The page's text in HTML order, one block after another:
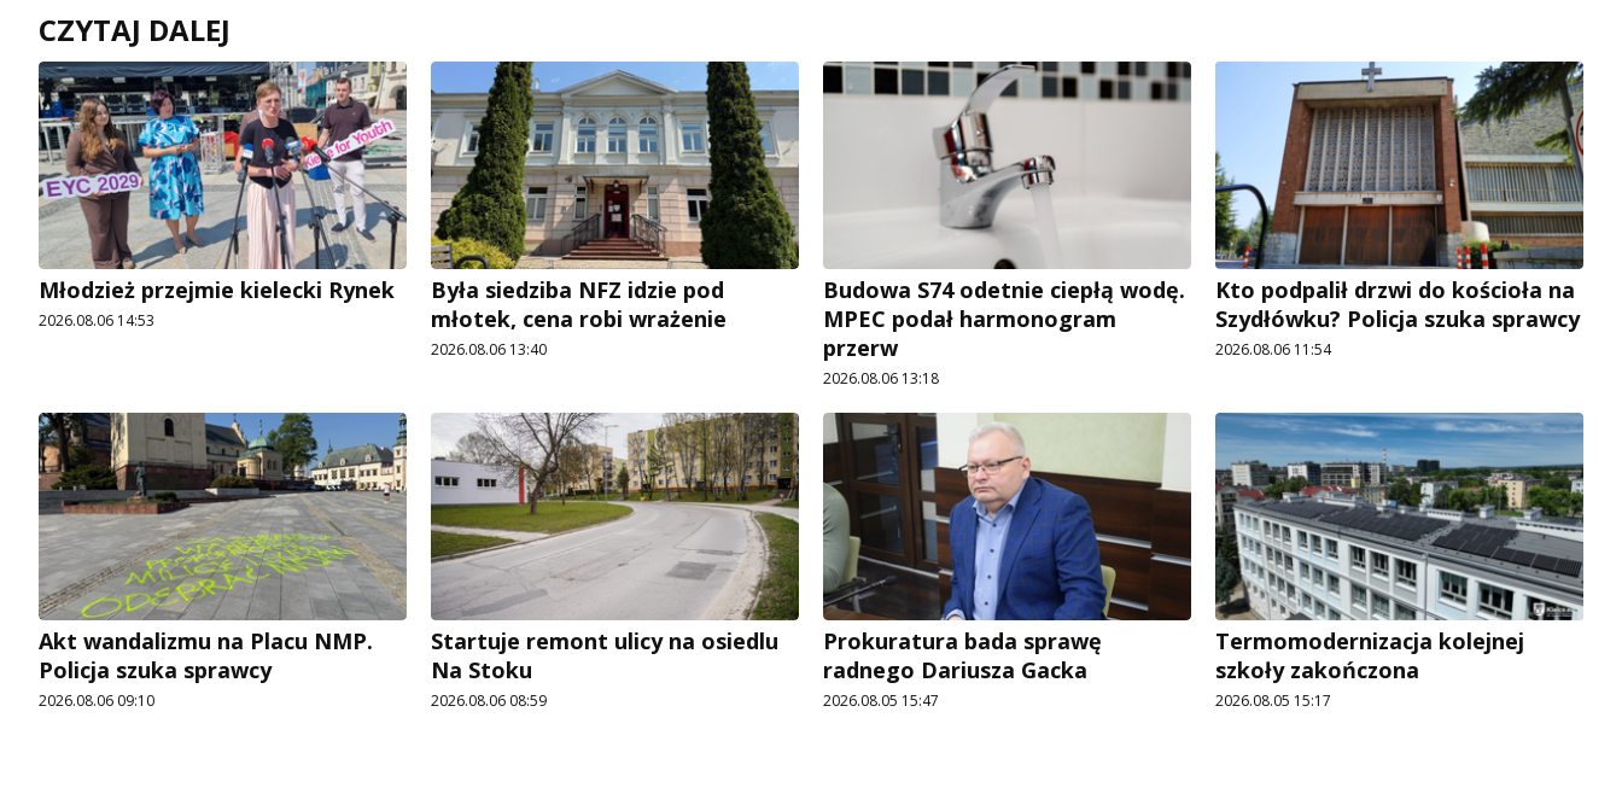
CZYTAJ DALEJ
Młodzież przejmie kielecki Rynek
2026.08.06 14:53
Była siedziba NFZ idzie pod
młotek, cena robi wrażenie
2026.08.06 13:40
Budowa S74 odetnie ciepłą wodę.
MPEC podał harmonogram
przerw
2026.08.06 13:18
Kto podpalił drzwi do kościoła na
Szydłówku? Policja szuka sprawcy
2026.08.06 11:54
Akt wandalizmu na Placu NMP.
Policja szuka sprawcy
2026.08.06 09:10
Startuje remont ulicy na osiedlu
Na Stoku
2026.08.06 08:59
Prokuratura bada sprawę
radnego Dariusza Gacka
2026.08.05 15:47
Termomodernizacja kolejnej
szkoły zakończona
2026.08.05 15:17